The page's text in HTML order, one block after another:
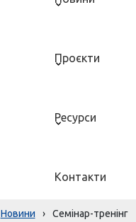
Проєкти
Ресурси
Контакти
Новини ›
Семінар-тренінг